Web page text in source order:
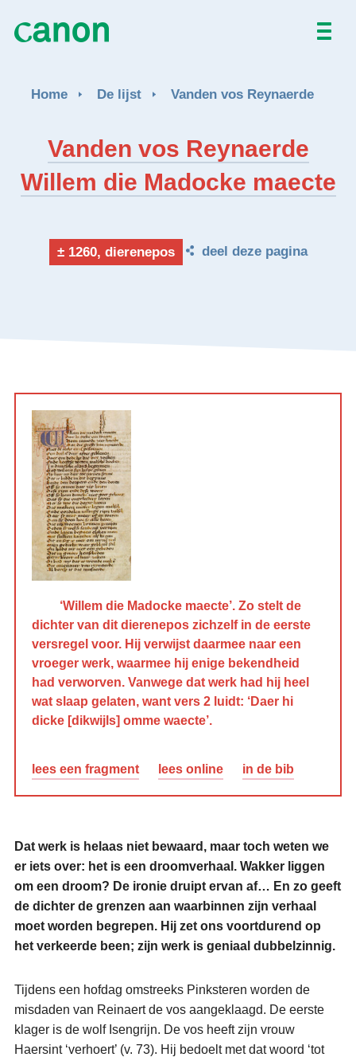
Nieuws
Activiteiten
Home De lijst Vanden vos Reynaerde
Vanden vos Reynaerde
Willem die Madocke maecte
± 1260, dierenepos deel deze pagina
‘Willem die Madocke maecte’. Zo stelt de
dichter van dit dierenepos zichzelf in de eerste
versregel voor. Hij verwijst daarmee naar een
vroeger werk, waarmee hij enige bekendheid
had verworven. Vanwege dat werk had hij heel
wat slaap gelaten, want vers 2 luidt: ‘Daer hi
dicke [dikwijls] omme waecte’.
lees een fragment lees online in de bib
Dat werk is helaas niet bewaard, maar toch weten we
er iets over: het is een droomverhaal. Wakker liggen
om een droom? De ironie druipt ervan af… En zo geeft
de dichter de grenzen aan waarbinnen zijn verhaal
moet worden begrepen. Hij zet ons voortdurend op
het verkeerde been; zijn werk is geniaal dubbelzinnig.
Tijdens een hofdag omstreeks Pinksteren worden de
misdaden van Reinaert de vos aangeklaagd. De eerste
klager is de wolf Isengrijn. De vos heeft zijn vrouw
Haersint ‘verhoert’ (v. 73). Hij bedoelt met dat woord ‘tot